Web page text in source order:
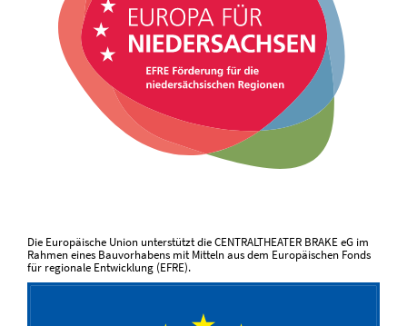
Die Europäische Union unterstützt die CENTRALTHEATER BRAKE eG im
Rahmen eines Bauvorhabens mit Mitteln aus dem Europäischen Fonds
für regionale Entwicklung (EFRE).